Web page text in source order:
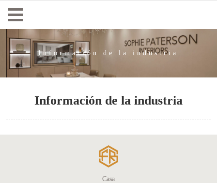
Información de la industria
Información de la industria
Casa